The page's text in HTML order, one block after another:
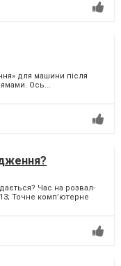
для машини після
Ось...
Час на розвал-
Точне комп’ютерне